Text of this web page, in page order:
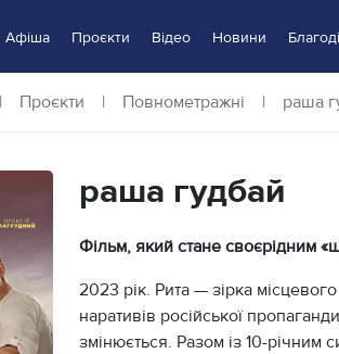
Афіша Проєкти Відео Новини
| Проєкти | Повнометражні | раша
раша гудбай
Фільм, який стане своєрідним
2023 рік. Рита — зірка
наративів російської
змінюється. Разом із 10-